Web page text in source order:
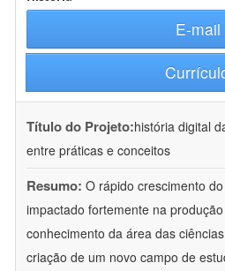
E-mail
Título do Projeto:história digital
entre práticas e conceitos
Resumo: O rápido crescimento
impactado fortemente na
conhecimento da área das
criação de um novo campo de